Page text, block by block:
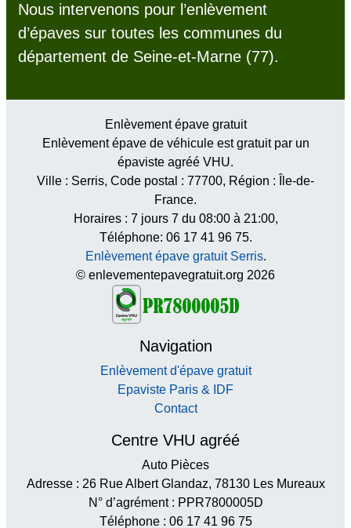
Nous intervenons pour l’enlèvement
d’épaves sur toutes les communes du
département de Seine-et-Marne (77).
Enlèvement épave gratuit
Enlèvement épave de véhicule est gratuit par un
épaviste agréé VHU.
Ville : Serris, Code postal : 77700, Région :
Île-de-
France.
Horaires : 7 jours 7 du 08:00 à 21:00,
Téléphone: 06 17 41 96 75.
Enlèvement épave gratuit Serris.
© enlevementepavegratuit.org 2026
Navigation
Enlèvement d'épave gratuit
Epaviste Paris & IDF
Contact
Centre VHU agréé
Auto Pièces
Adresse : 26 Rue Albert Glandaz, 78130 Les Mureaux
N° d’agrément : PPR7800005D
Téléphone : 06 17 41 96 75